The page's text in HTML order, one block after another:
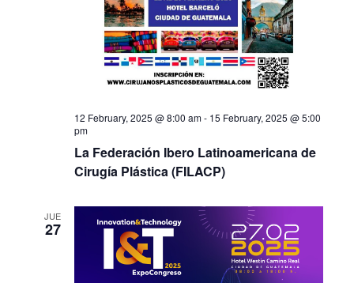
12 February, 2025 @ 8:00 am- 15 February, 2025 @ 5:00
pm
La Federación Ibero Latinoamericana de
Cirugía Plástica (FILACP)
JUE
27